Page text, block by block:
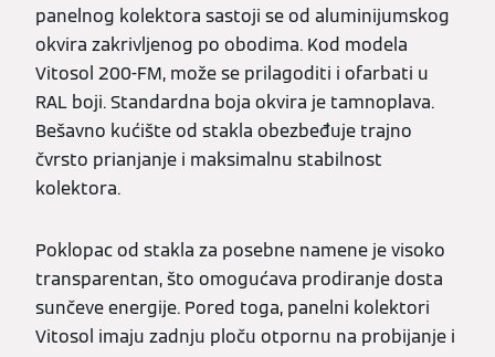
panelnog kolektora sastoji se od aluminijumskog
okvira zakrivljenog po obodima. Kod modela
Vitosol 200-FM, može se prilagoditi i ofarbati u
RAL boji. Standardna boja okvira je tamnoplava.
Bešavno kućište od stakla obezbeđuje trajno
čvrsto prianjanje i maksimalnu stabilnost
kolektora.
Poklopac od stakla za posebne namene je visoko
transparentan, što omogućava prodiranje dosta
sunčeve energije. Pored toga, panelni kolektori
Vitosol imaju zadnju ploču otpornu na probijanje i